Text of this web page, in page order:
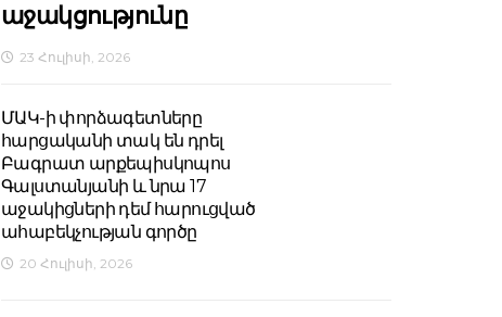
աջակցությունը
23 Հուլիսի, 2026
ՄԱԿ-ի փորձագետները
հարցականի տակ են դրել
Բագրատ արքեպիսկոպոս
Գալստանյանի և նրա 17
աջակիցների դեմ հարուցված
ահաբեկչության գործը
20 Հուլիսի, 2026